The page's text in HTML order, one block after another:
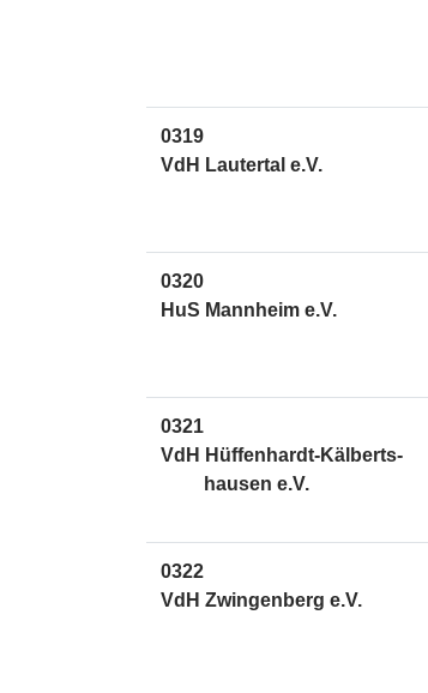
0319
VdH Lautertal e.V.
0320
HuS Mannheim e.V.
0321
VdH Hüffenhardt-Kälberts-
hausen e.V.
0322
VdH Zwingenberg e.V.